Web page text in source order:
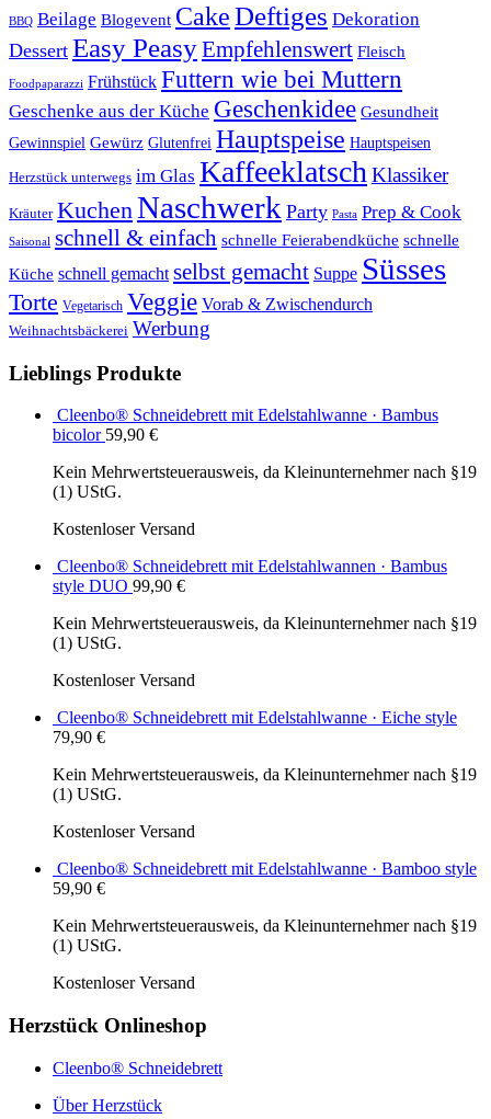
BBQ Beilage Blogevent CakeDeftiges Dekoration
Dessert Easy PeasyEmpfehlenswert Fleisch
Foodpaparazzi Frühstück Futtern wie bei Muttern
Geschenke aus der Küche Geschenkidee Gesundheit
Gewinnspiel Gewürz Glutenfrei Hauptspeise Hauptspeisen
Herzstück unterwegs im Glas Kaffeeklatsch Klassiker
Kräuter KuchenNaschwerk Party Pasta Prep & Cook
Saisonal schnell & einfach schnelle Feierabendküche schnelle
Küche schnell gemacht selbst gemacht Suppe Süsses
Torte Vegetarisch Veggie Vorab & Zwischendurch
Weihnachtsbäckerei Werbung
Lieblings Produkte
Cleenbo® Schneidebrett mit Edelstahlwanne · Bambus
bicolor 59,90 €
Kein Mehrwertsteuerausweis, da Kleinunternehmer nach §19
(1) UStG.
Kostenloser Versand
Cleenbo® Schneidebrett mit Edelstahlwannen · Bambus
style DUO 99,90 €
Kein Mehrwertsteuerausweis, da Kleinunternehmer nach §19
(1) UStG.
Kostenloser Versand
Cleenbo® Schneidebrett mit Edelstahlwanne · Eiche style
79,90 €
Kein Mehrwertsteuerausweis, da Kleinunternehmer nach §19
(1) UStG.
Kostenloser Versand
Cleenbo® Schneidebrett mit Edelstahlwanne · Bamboo style
59,90 €
Kein Mehrwertsteuerausweis, da Kleinunternehmer nach §19
(1) UStG.
Kostenloser Versand
Herzstück Onlineshop
Cleenbo® Schneidebrett
Über Herzstück